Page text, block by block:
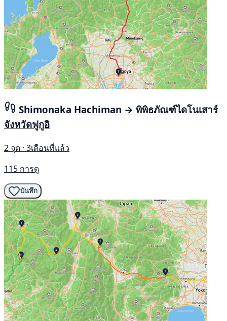
Shimonaka Hachiman → พิพิธภัณฑ์ไดโนเสาร์
จังหวัดฟูกูอิ
2 จุด · 3เดือนที่แล้ว
115 การดู
บันทึก